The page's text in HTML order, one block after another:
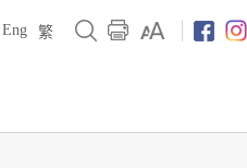
Eng 繁